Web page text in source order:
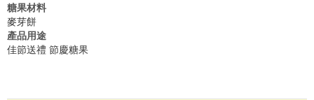
糖果材料
麥芽餅
產品用途
佳節送禮 節慶糖果